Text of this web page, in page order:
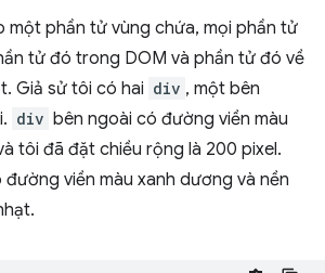
một phần tử vùng chứa, mọi phần tử
tử đó trong DOM và phần tử đó về
Giả sử tôi có hai div , một bên
div bên ngoài có đường viền màu
tôi đã đặt chiều rộng là 200 pixel.
viền màu xanh dương và nền